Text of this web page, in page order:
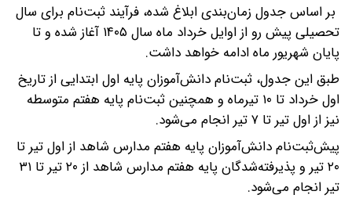
بر اساس جدول زمان‌بندی ابلاغ شده، فرآیند ثبت‌نام برای سال
تحصیلی پیش رو از اوایل خرداد ماه سال ۱۴۰۵ آغاز شده و تا
پایان شهریور ماه ادامه خواهد داشت.
طبق این جدول، ثبت‌نام دانش‌آموزان پایه اول ابتدایی از تاریخ
اول خرداد تا ۱۰ تیرماه و همچنین ثبت‌نام پایه هفتم متوسطه
نیز از اول تیر تا ۷ تیر انجام می‌شود.
پیش‌ثبت‌نام دانش‌آموزان پایه هفتم مدارس شاهد از اول تیر تا
۲۰ تیر و پذیرفته‌شدگان پایه هفتم مدارس شاهد از ۲۰ تیر تا ۳۱
تیر انجام می‌شود.